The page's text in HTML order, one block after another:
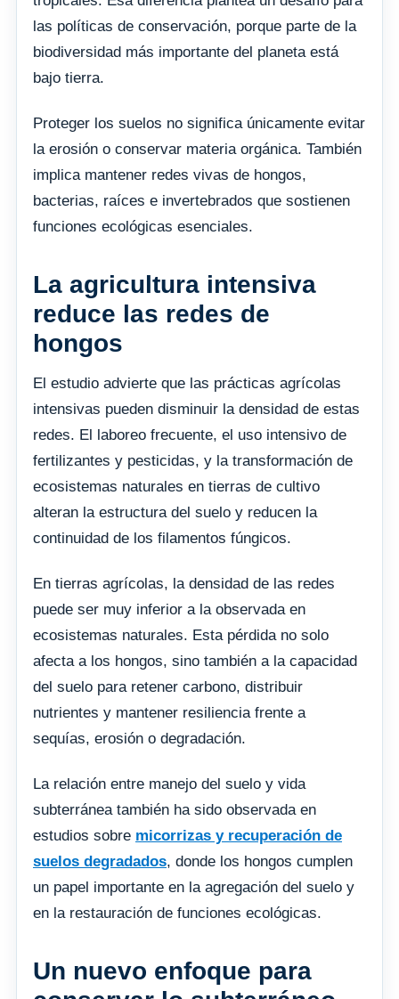
las políticas de conservación, porque parte de la
biodiversidad más importante del planeta está
bajo tierra.
Proteger los suelos no significa únicamente evitar
la erosión o conservar materia orgánica. También
implica mantener redes vivas de hongos,
bacterias, raíces e invertebrados que sostienen
funciones ecológicas esenciales.
La agricultura intensiva
reduce las redes de
hongos
El estudio advierte que las prácticas agrícolas
intensivas pueden disminuir la densidad de estas
redes. El laboreo frecuente, el uso intensivo de
fertilizantes y pesticidas, y la transformación de
ecosistemas naturales en tierras de cultivo
alteran la estructura del suelo y reducen la
continuidad de los filamentos fúngicos.
En tierras agrícolas, la densidad de las redes
puede ser muy inferior a la observada en
ecosistemas naturales. Esta pérdida no solo
afecta a los hongos, sino también a la capacidad
del suelo para retener carbono, distribuir
nutrientes y mantener resiliencia frente a
sequías, erosión o degradación.
La relación entre manejo del suelo y vida
subterránea también ha sido observada en
estudios sobre micorrizas y recuperación de
suelos degradados, donde los hongos cumplen
un papel importante en la agregación del suelo y
en la restauración de funciones ecológicas.
Un nuevo enfoque para